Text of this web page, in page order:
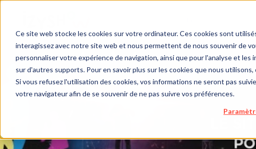
Ce site web stocke les cookies sur votre ordinateur. Ces cookies sont
interagissez avec notre site web et nous permettent de nous souvenir de
personnaliser votre expérience de navigation, ainsi que pour l'analyse et
sur d'autres supports. Pour en savoir plus sur les cookies que nous
Si vous refusez l'utilisation des cookies, vos informations ne seront pas
votre navigateur afin de se souvenir de ne pas suivre vos préférences.